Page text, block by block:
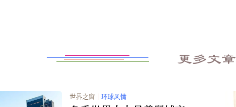
更多文章
世界之窗 ｜ 环球风情